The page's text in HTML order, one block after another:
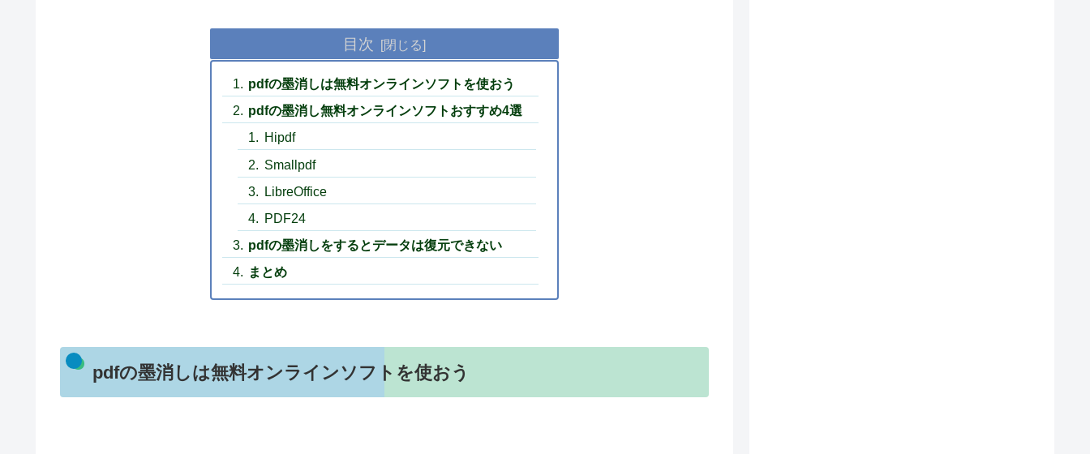
目次
pdfの墨消しは無料オンラインソフトを使おう
pdfの墨消し無料オンラインソフトおすすめ4選
Hipdf
Smallpdf
LibreOffice
PDF24
pdfの墨消しをするとデータは復元できない
まとめ
pdfの墨消しは無料オンラインソフトを使おう